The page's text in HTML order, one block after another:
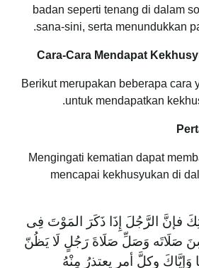
badan seperti tenang di dalam
sana-sini, serta menundukkan
Cara-Cara Mendapat
Berikut merupakan beberapa cara
untuk mendapatkan
Mengingati kematian dapat
mencapai kekhusyukan di
فإنَّ الرَّجُلَ إِذَا ذَكَرَ المَوْتَ فِى
صَلَاتَه وَصَلِّ صَلَاةَ رَجُلٍ لَا يَظُنّ
وَإِيَّاكَ وكلَّ أمرٍ يعتذرُ مِنْهُ